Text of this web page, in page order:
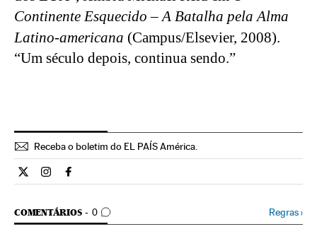
Continente Esquecido – A Batalha pela Alma
Latino-americana (Campus/Elsevier, 2008).
“Um século depois, continua sendo.”
Receba o boletim do EL PAÍS América.
Economia El País Brasil en Twitter
Economia El País Brasil en Instagram
Economia El País Brasil en Facebook
COMENTÁRIOS 0
COMENTÁRIOS Regras›